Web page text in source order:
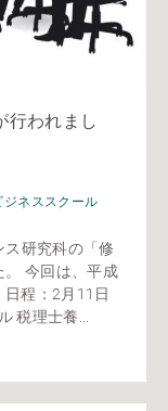
行われまし
ジネススクール
研究科の「修
今回は、平成
程：2月11日
税理士養...